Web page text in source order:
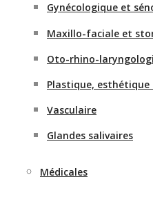
Gynécologique et
Maxillo-faciale et
Oto-rhino-
Plastique,
Vasculaire
Glandes salivaires
Médicales